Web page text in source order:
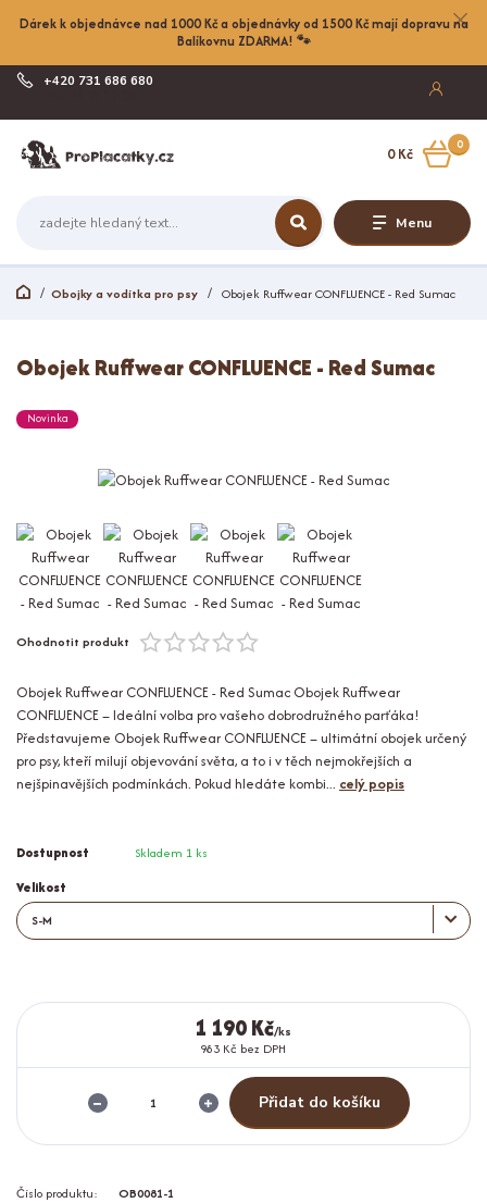
Dárek k objednávce nad 1000 Kč a objednávky od 1500 Kč mají dopravu na
Balíkovnu ZDARMA! 🐾
Menu
+420 731 686 680
0
0 Kč
Obojky a vodítka pro psy Obojek Ruffwear CONFLUENCE - Red Sumac
Obojek Ruffwear CONFLUENCE - Red Sumac
Novinka
Ohodnotit produkt
Obojek Ruffwear CONFLUENCE - Red Sumac Obojek Ruffwear
CONFLUENCE – Ideální volba pro vašeho dobrodružného parťáka!
Představujeme Obojek Ruffwear CONFLUENCE – ultimátní obojek určený
pro psy, kteří milují objevování světa, a to i v těch nejmokřejších a
nejšpinavějších podmínkách. Pokud hledáte kombi... celý popis
Dostupnost Skladem 1 ks
Velikost
1 190 Kč/ks
983 Kč bez DPH
Přidat do košíku
Číslo produktu:
OB0081-1